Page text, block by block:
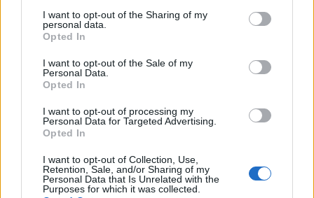
I want to opt-out of the Sharing of my
personal data.
Opted In
I want to opt-out of the Sale of my
Personal Data.
Opted In
I want to opt-out of processing my
Personal Data for Targeted Advertising.
Opted In
I want to opt-out of Collection, Use,
Retention, Sale, and/or Sharing of my
Personal Data that Is Unrelated with the
Purposes for which it was collected.
Forløsende Hobro-sejr i nordjysk
divisionsopgør
DM i